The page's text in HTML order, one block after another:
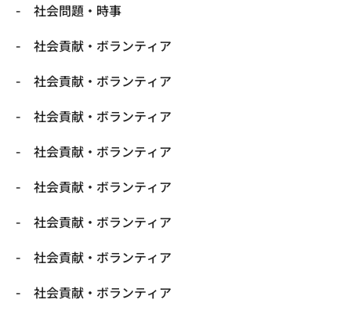
社会問題・時事
社会貢献・ボランティア
社会貢献・ボランティア
社会貢献・ボランティア
社会貢献・ボランティア
社会貢献・ボランティア
社会貢献・ボランティア
社会貢献・ボランティア
社会貢献・ボランティア